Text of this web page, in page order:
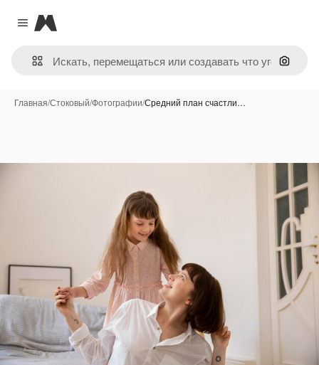
Close menu
Magnific
Поиск
Главная/Стоковый/Фотографии/Средний план счастли…